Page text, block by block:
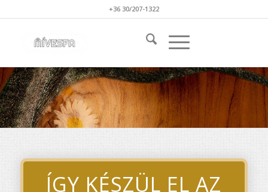
+36 30/207-1322
ÍGY KÉSZÜL EL AZ